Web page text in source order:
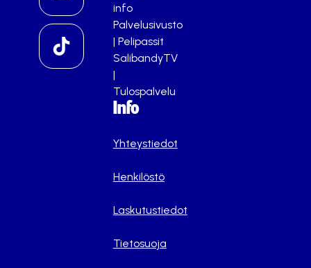
info
Palvelusivusto
| Pelipassit
SalibandyTV
|
Tulospalvelu
Info
Yhteystiedot
Henkilöstö
Laskutustiedot
Tietosuoja